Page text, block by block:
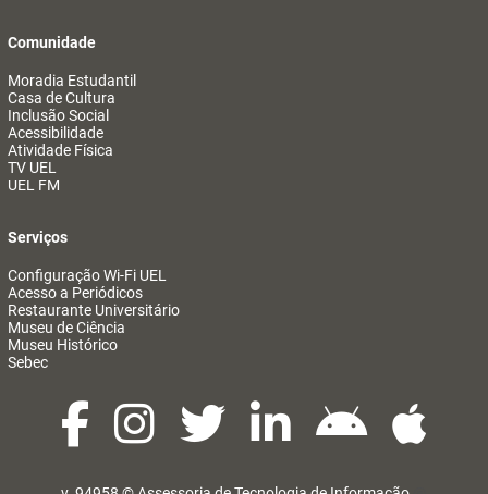
Comunidade
Moradia Estudantil
Casa de Cultura
Inclusão Social
Acessibilidade
Atividade Física
TV UEL
UEL FM
Serviços
Configuração Wi-Fi UEL
Acesso a Periódicos
Restaurante Universitário
Museu de Ciência
Museu Histórico
Sebec